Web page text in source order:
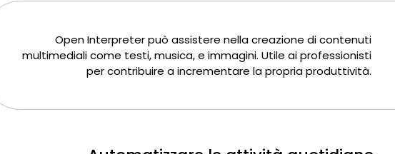
Open Interpreter può assistere nella creazione di contenuti
multimediali come testi, musica, e immagini. Utile ai professionisti
per contribuire a incrementare la propria produttività.